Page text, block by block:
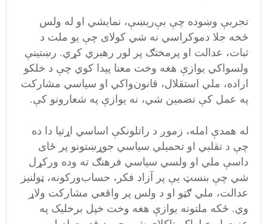
تجربې وښوده چې بې‌ریښې، نمایشي او له ولس
څخه جلا دموکراسي نه شي کولای چې یو ملت د
ثبات، عدالت او پرمختګ پر لور رهبري کړي. رښتینې
ولسواکي یوازې هغه وخت معنا پیدا کوي چې د خلکو
اراده، ملي استقلال، قانون‌واکي او سیاسي مشارکت
په عمل کې تضمین شي، نه یوازې په شعارونو کې.
له همدې امله، زموږ د راتلونکې اساسي اړتیا دا ده
چې د تقلبي او تحمیلي سیاسي جوړښتونو پر ځای
داسې ملي او ولسي سیاسي فرهنګ ته وده ورکړل
شي چې بنسټ یې پر آزاد فکر، حساب‌ورکونه، ټولنیز
عدالت، ملي ګټو او د ولس پر واقعي مشارکت ولاړ
وي. ځکه ملتونه یوازې هغه وخت خپل برخلیک په